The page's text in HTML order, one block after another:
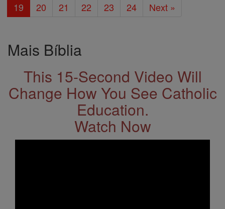
19
20 21 22 23 24 Next »
Mais Bíblia
This 15-Second Video Will
Change How You See Catholic
Education.
Watch Now